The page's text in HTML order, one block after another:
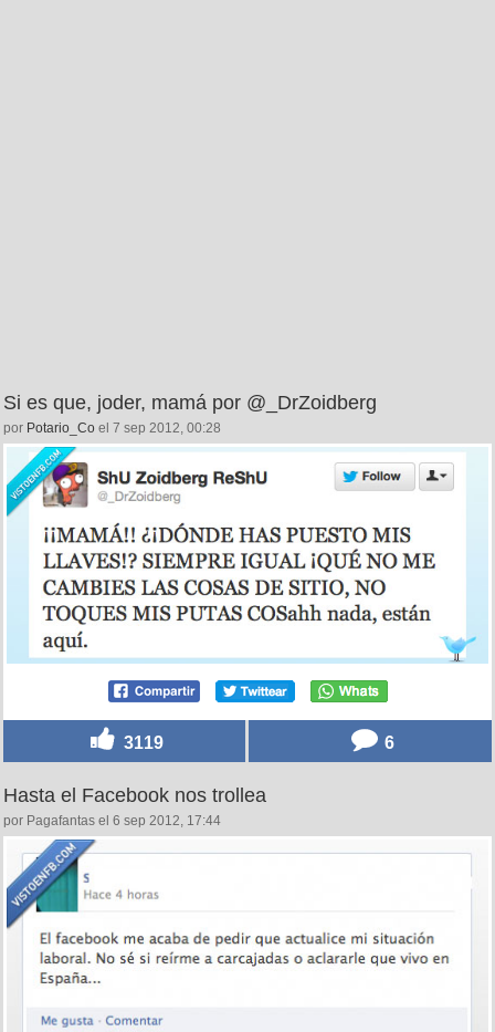
Si es que, joder, mamá por @_DrZoidberg
por Potario_Co el 7 sep 2012, 00:28
3119 6
Hasta el Facebook nos trollea
por Pagafantas el 6 sep 2012, 17:44